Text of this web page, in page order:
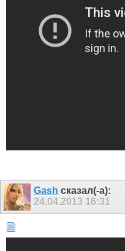
Gash сказал(-а):
24.04.2013 16:31